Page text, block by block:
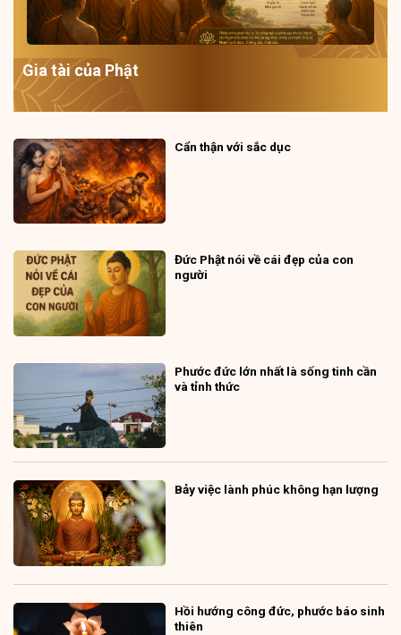
Gia tài của Phật
Cẩn thận với sắc dục
Đức Phật nói về cái đẹp của con
người
Phước đức lớn nhất là sống tinh cần
và tỉnh thức
Bảy việc lành phúc không hạn lượng
Hồi hướng công đức, phước báo sinh
thiên